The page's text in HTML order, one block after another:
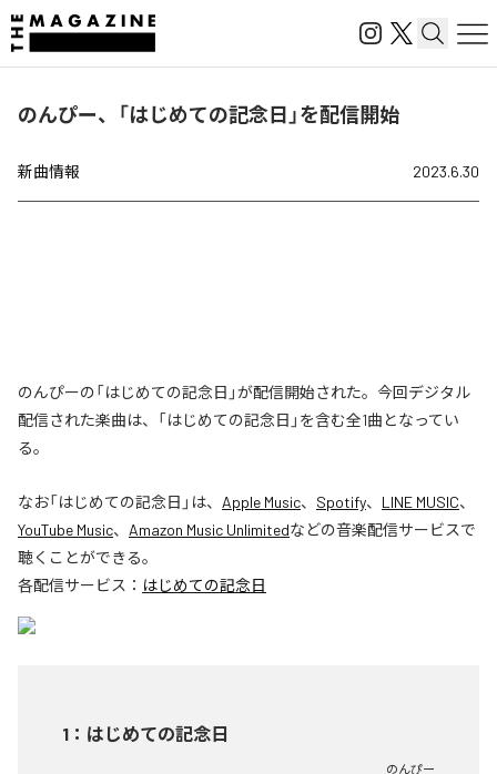
のんぴー、「はじめての記念日」を配信開始
新曲情報 2023.6.30
のんぴーの「はじめての記念日」が配信開始された。今回デジタル
配信された楽曲は、「はじめての記念日」を含む全1曲となってい
る。
なお「はじめての記念日 」は、 Apple Music、 Spotify、 LINE MUSIC、
YouTube Music、 Amazon Music Unlimitedなどの音楽配信サービスで
聴くことができる。
各配信サービス： はじめての記念日
1 ： はじめての記念日
のんぴー